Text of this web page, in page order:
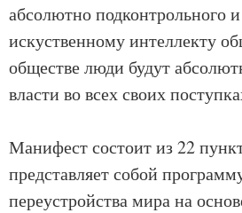
абсолютно подконтрольного
искуственному интеллекту
обществе люди будут
власти во всех своих
Манифест состоит из 22
представляет собой
переустройства мира на